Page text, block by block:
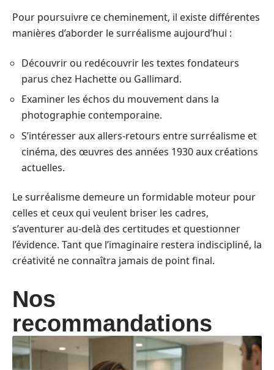
Pour poursuivre ce cheminement, il existe différentes
manières d’aborder le surréalisme aujourd’hui :
Découvrir ou redécouvrir les textes fondateurs
parus chez Hachette ou Gallimard.
Examiner les échos du mouvement dans la
photographie contemporaine.
S’intéresser aux allers-retours entre surréalisme et
cinéma, des œuvres des années 1930 aux créations
actuelles.
Le surréalisme demeure un formidable moteur pour
celles et ceux qui veulent briser les cadres,
s’aventurer au-delà des certitudes et questionner
l’évidence. Tant que l’imaginaire restera indiscipliné, la
créativité ne connaîtra jamais de point final.
Nos
recommandations